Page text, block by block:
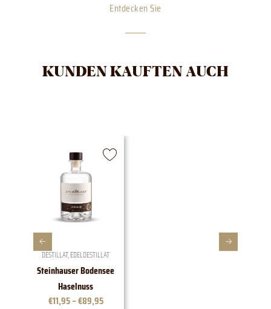
Entdecken Sie
KUNDEN KAUFTEN AUCH
DESTILLAT,EDELDESTILLAT
Steinhauser Bodensee
Haselnuss
€11,95–€89,95